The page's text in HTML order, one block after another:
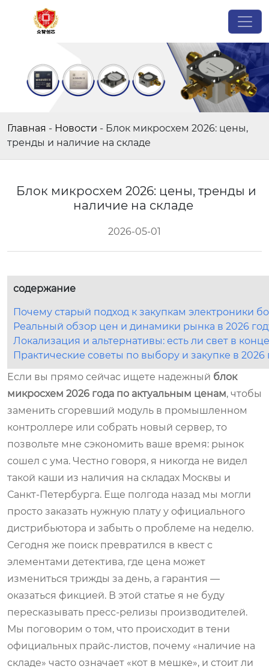
Главная - Новости - Блок микросхем 2026: цены,
тренды и наличие на складе
Блок микросхем 2026: цены, тренды и
наличие на складе
2026-05-01
содержание
Почему старый подход к закупкам электроники
Реальный обзор цен и динамики рынка в 2026
Локализация и альтернативы: есть ли свет в
Практические советы по выбору и закупке в 2026
Если вы прямо сейчас ищете надежный блок
микросхем 2026 года по актуальным ценам, чтобы
заменить сгоревший модуль в промышленном
контроллере или собрать новый сервер, то
позвольте мне сэкономить ваше время: рынок
сошел с ума. Честно говоря, я никогда не видел
такой каши из наличия на складах Москвы и
Санкт-Петербурга. Еще полгода назад мы могли
просто заказать нужную плату у официального
дистрибьютора и забыть о проблеме на неделю.
Сегодня же поиск превратился в квест с
элементами детектива, где цена может
измениться трижды за день, а гарантия —
оказаться фикцией. В этой статье я не буду
пересказывать пресс-релизы производителей.
Мы поговорим о том, что происходит в тени
официальных прайс-листов, почему «наличие на
складе» часто означает «кот в мешке», и стоит ли